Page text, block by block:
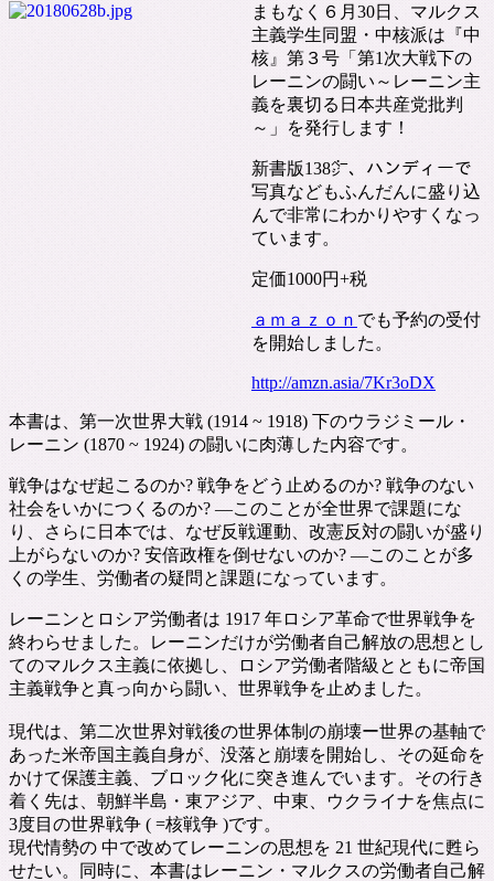
まもなく６月30日、マルクス
主義学生同盟・中核派は『中
核』第３号「第1次大戦下の
レーニンの闘い～レーニン主
義を裏切る日本共産党批判
～」を発行します！
新書版138㌻、ハンディーで
写真などもふんだんに盛り込
んで非常にわかりやすくなっ
ています。
定価1000円+税
ａｍａｚｏｎ でも予約の受付
を開始しました。
http://amzn.asia/7Kr3oDX
本書は、第一次世界大戦 (1914 ~ 1918) 下のウラジミール・
レーニン (1870 ~ 1924) の闘いに肉薄した内容です。
戦争はなぜ起こるのか? 戦争をどう止めるのか? 戦争のない
社会をいかにつくるのか? ―このことが全世界で課題にな
り、さらに日本では、なぜ反戦運動、改憲反対の闘いが盛り
上がらないのか? 安倍政権を倒せないのか? ―このことが多
くの学生、労働者の疑問と課題になっています。
レーニンとロシア労働者は 1917 年ロシア革命で世界戦争を
終わらせました。レーニンだけが労働者自己解放の思想とし
てのマルクス主義に依拠し、ロシア労働者階級とともに帝国
主義戦争と真っ向から闘い、世界戦争を止めました。
現代は、第二次世界対戦後の世界体制の崩壊ー世界の基軸で
あった米帝国主義自身が、没落と崩壊を開始し、その延命を
かけて保護主義、ブロック化に突き進んでいます。その行き
着く先は、朝鮮半島・東アジア、中東、ウクライナを焦点に
3度目の世界戦争 ( =核戦争 )です。
現代情勢の 中で改めてレーニンの思想を 21 世紀現代に甦ら
せたい。同時に、本書はレーニン・マルクスの労働者自己解